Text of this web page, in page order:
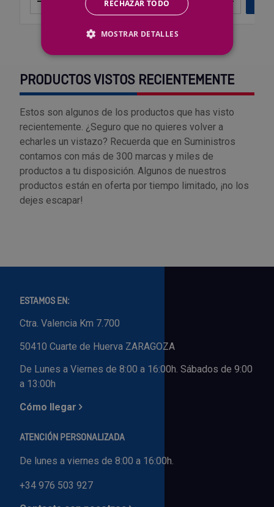
PRODUCTOS VISTOS RECIENTEMENTE
Estos son algunos de los productos que has visto
recientemente. ¿Seguro que no quieres volver a
echarles un vistazo? Recuerda que en Suministros
contamos con más de 300 marcas y miles de
productos a tu disposición. Algunos de nuestros
productos están en oferta por tiempo limitado, ¡no los
dejes escapar!
ESTAMOS EN:
Ctra. Valencia Km 7.700
50410 Cuarte de Huerva ZARAGOZA
De Lunes a Viernes de 8:00 a 16:00h. Sábados de 9:00
a 13:00h
Cómo llegar
ATENCIÓN PERSONALIZADA
De lunes a viernes de 8:00 a 16:00h.
+34 976 503 927
RECHAZAR TODO
MOSTRAR DETALLES